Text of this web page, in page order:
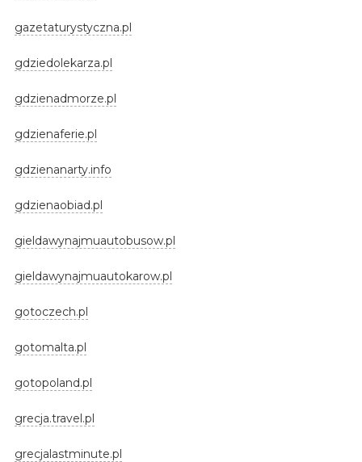
gazetaturystyczna.pl
gdziedolekarza.pl
gdzienadmorze.pl
gdzienaferie.pl
gdzienanarty.info
gdzienaobiad.pl
gieldawynajmuautobusow.pl
gieldawynajmuautokarow.pl
gotoczech.pl
gotomalta.pl
gotopoland.pl
grecja.travel.pl
grecjalastminute.pl